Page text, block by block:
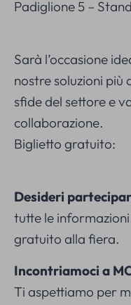
Padiglione 5 –
Sarà l’occasione
nostre soluzioni
sfide del settore e
collaborazione.
Biglietto gratuito:
Desideri
tutte le
gratuito alla fiera.
Incontriamoci a
Ti aspettiamo per